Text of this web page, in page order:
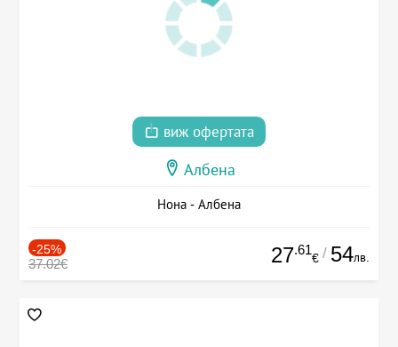
виж офертата
Албена
Нона - Албена
-25%
37.02€ 27.61
€ / 54лв.